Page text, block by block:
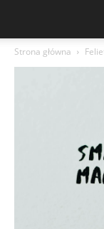
Strona główna